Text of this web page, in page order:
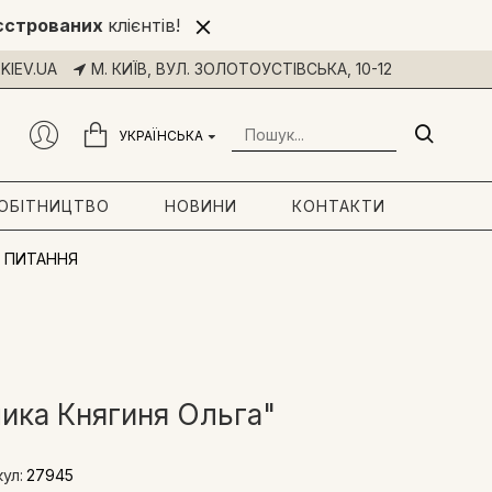
клієнтів!
М. КИЇВ, ВУЛ. ЗОЛОТОУСТІВСЬКА, 10-12
УКРАЇНСЬКА
НОВИНИ КОНТАКТИ
Княгиня Ольга"
27945